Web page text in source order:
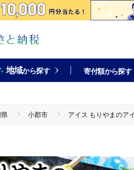
地域から探す 寄付額から探す
小郡市
アイス もりやまのア